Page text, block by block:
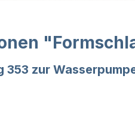
353 zur